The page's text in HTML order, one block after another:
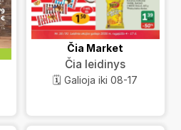
Čia Market
Čia leidinys
🗓️ Galioja iki 08-17